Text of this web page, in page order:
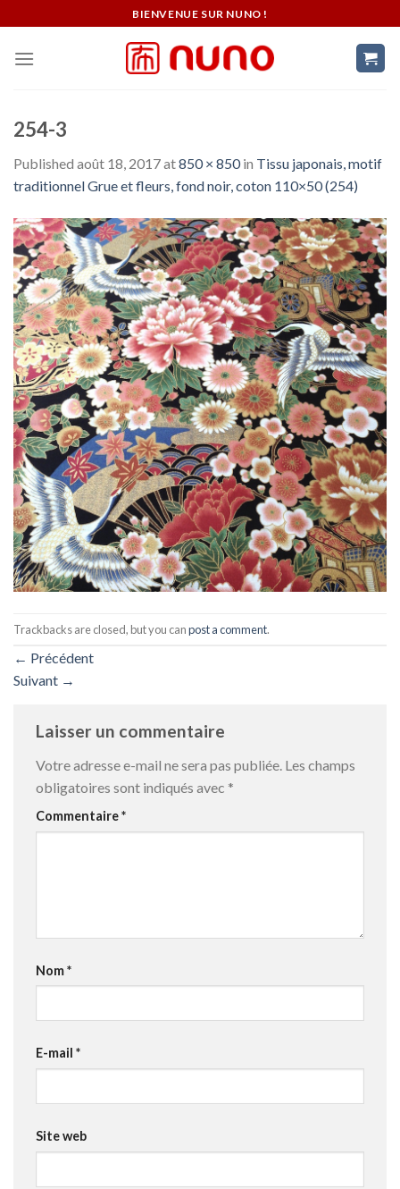
to
content
BIENVENUE SUR NUNO !
254-3
Published août 18, 2017at850 × 850in Tissu japonais, motif
traditionnel Grue et fleurs, fond noir, coton 110×50 (254)
Trackbacks are closed, but you canpost a comment.
← Précédent
Suivant →
Laisser un commentaire
Votre adresse e-mail ne sera pas publiée. Les champs
obligatoires sont indiqués avec *
Commentaire*
Nom*
E-mail *
Site web